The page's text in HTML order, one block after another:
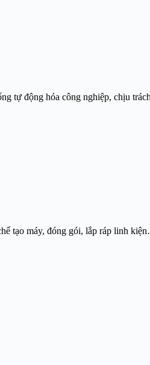
tự động hóa công nghiệp, chịu
tạo máy, đóng gói, lắp ráp linh